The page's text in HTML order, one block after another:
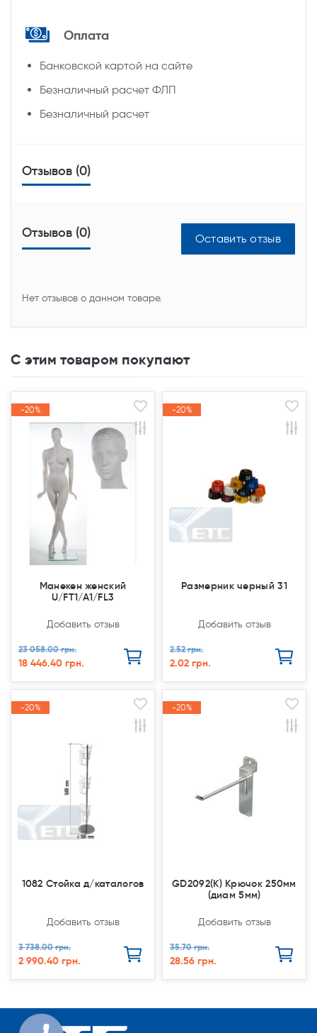
Оплата
Банковской картой на сайте
Безналичный расчет ФЛП
Безналичный расчет
Отзывов (0)
Отзывов (0) Оставить отзыв
Нет отзывов о данном товаре.
С этим товаром покупают
-20%
-20%
Манекен женский
U/FT1/A1/FL3
Добавить отзыв
23 058.00 грн.
18 446.40 грн.
-20%
-20%
Размерник черный 31
Добавить отзыв
2.52 грн.
2.02 грн.
-20%
-20%
1082 Стойка д/каталогов
Добавить отзыв
3 738.00 грн.
2 990.40 грн.
-20%
-20%
GD2092(K) Крючок 250мм
(диам 5мм)
Добавить отзыв
35.70 грн.
28.56 грн.